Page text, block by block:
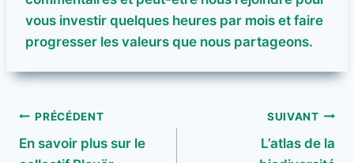
vous investir quelques heures par mois et faire
progresser les valeurs que nous partageons.
Navigation
de
PRÉCÉDENT
En savoir plus sur le
SUIVANT
L’atlas de la